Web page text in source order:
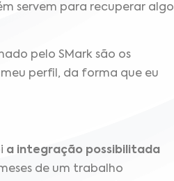
servem para recuperar algo
pelo SMark são os
perfil, da forma que eu
a integração possibilitada
de um trabalho